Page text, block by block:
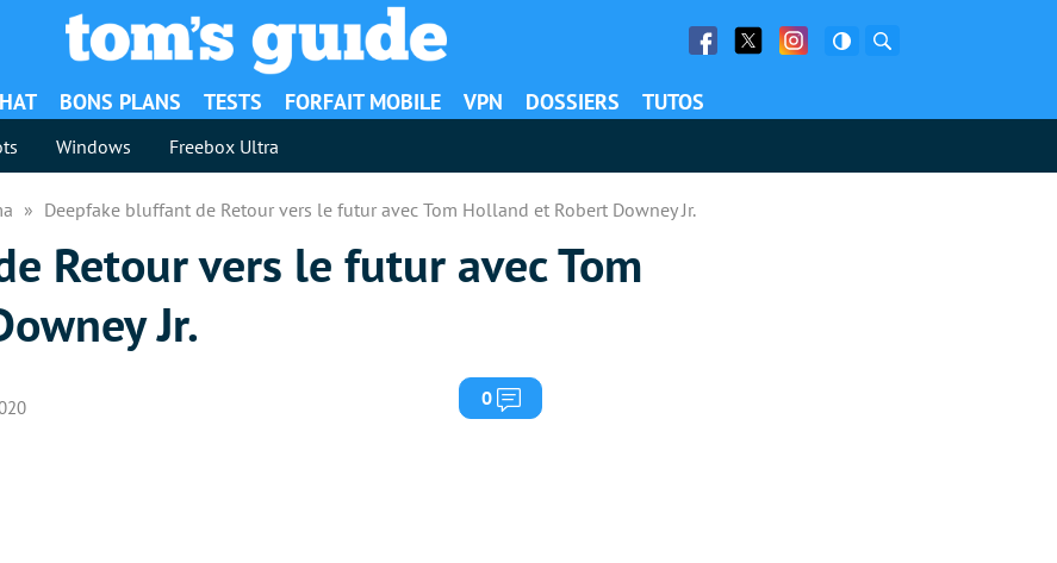
Facebook
Twitter Facebook
BONS PLANS TESTS FORFAIT MOBILE VPN DOSSIERS TUTOS
Windows Freebox Ultra
Deepfake bluffant de Retour vers le futur avec Tom Holland et Robert Downey Jr.
Retour vers le futur avec Tom
Jr.
0 Commentaires